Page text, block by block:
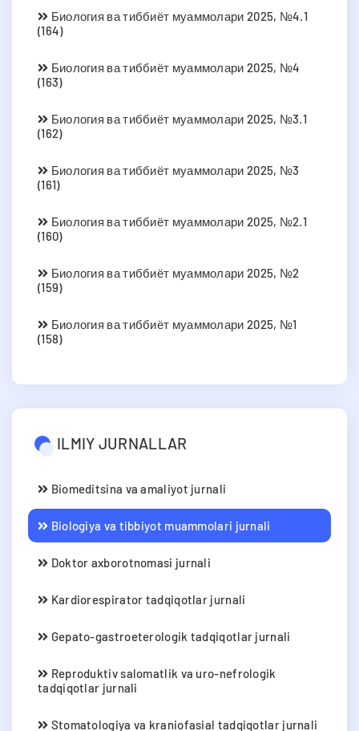
Биология ва тиббиёт муаммолари 2025, №4.1
(164)
Биология ва тиббиёт муаммолари 2025, №4
(163)
Биология ва тиббиёт муаммолари 2025, №3.1
(162)
Биология ва тиббиёт муаммолари 2025, №3
(161)
Биология ва тиббиёт муаммолари 2025, №2.1
(160)
Биология ва тиббиёт муаммолари 2025, №2
(159)
Биология ва тиббиёт муаммолари 2025, №1
(158)
ILMIY JURNALLAR
Biomeditsina va amaliyot jurnali
Biologiya va tibbiyot muammolari jurnali
Doktor axborotnomasi jurnali
Kardiorespirator tadqiqotlar jurnali
Gepato-gastroeterologik tadqiqotlar jurnali
Reproduktiv salomatlik va uro-nefrologik
tadqiqotlar jurnali
Stomatologiya va kraniofasial tadqiqotlar jurnali